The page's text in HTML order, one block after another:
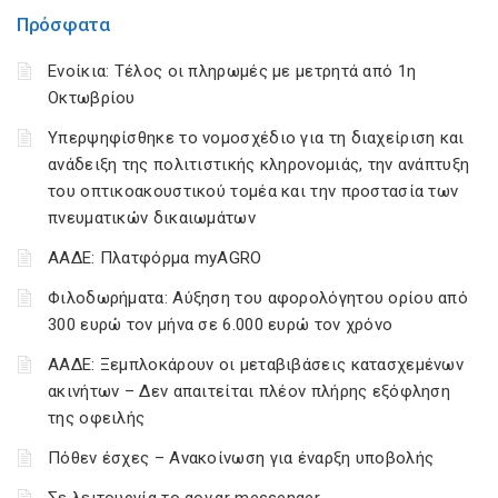
Πρόσφατα
Ενοίκια: Τέλος οι πληρωμές με μετρητά από 1η
Οκτωβρίου
Υπερψηφίσθηκε το νομοσχέδιο για τη διαχείριση και
ανάδειξη της πολιτιστικής κληρονομιάς, την ανάπτυξη
του οπτικοακουστικού τομέα και την προστασία των
πνευματικών δικαιωμάτων
ΑΑΔΕ: Πλατφόρμα myAGRO
Φιλοδωρήματα: Αύξηση του αφορολόγητου ορίου από
300 ευρώ τον μήνα σε 6.000 ευρώ τον χρόνο
ΑΑΔΕ: Ξεμπλοκάρουν οι μεταβιβάσεις κατασχεμένων
ακινήτων – Δεν απαιτείται πλέον πλήρης εξόφληση
της οφειλής
Πόθεν έσχες – Ανακοίνωση για έναρξη υποβολής